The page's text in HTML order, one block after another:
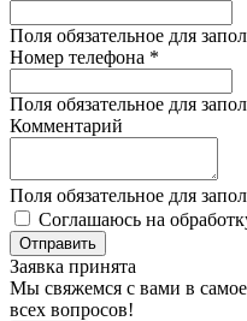
Поля обязательное для
Номер телефона *
Поля обязательное для
Комментарий
Поля обязательное для
Соглашаюсь на
Отправить
Заявка принята
Мы свяжемся с вами в
всех вопросов!